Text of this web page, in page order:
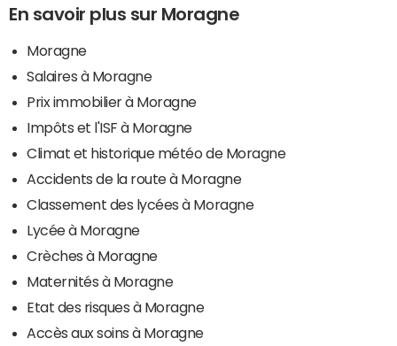
En savoir plus sur Moragne
Moragne
Salaires à Moragne
Prix immobilier à Moragne
Impôts et l'ISF à Moragne
Climat et historique météo de Moragne
Accidents de la route à Moragne
Classement des lycées à Moragne
Lycée à Moragne
Crèches à Moragne
Maternités à Moragne
Etat des risques à Moragne
Accès aux soins à Moragne